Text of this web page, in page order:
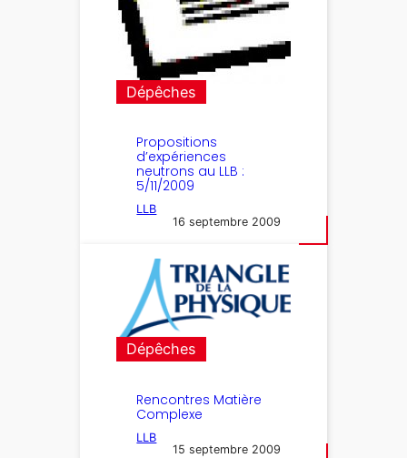
Dépêches
Propositions
d’expériences
neutrons au LLB :
5/11/2009
LLB
16 septembre 2009
Dépêches
Rencontres Matière
Complexe
LLB
15 septembre 2009